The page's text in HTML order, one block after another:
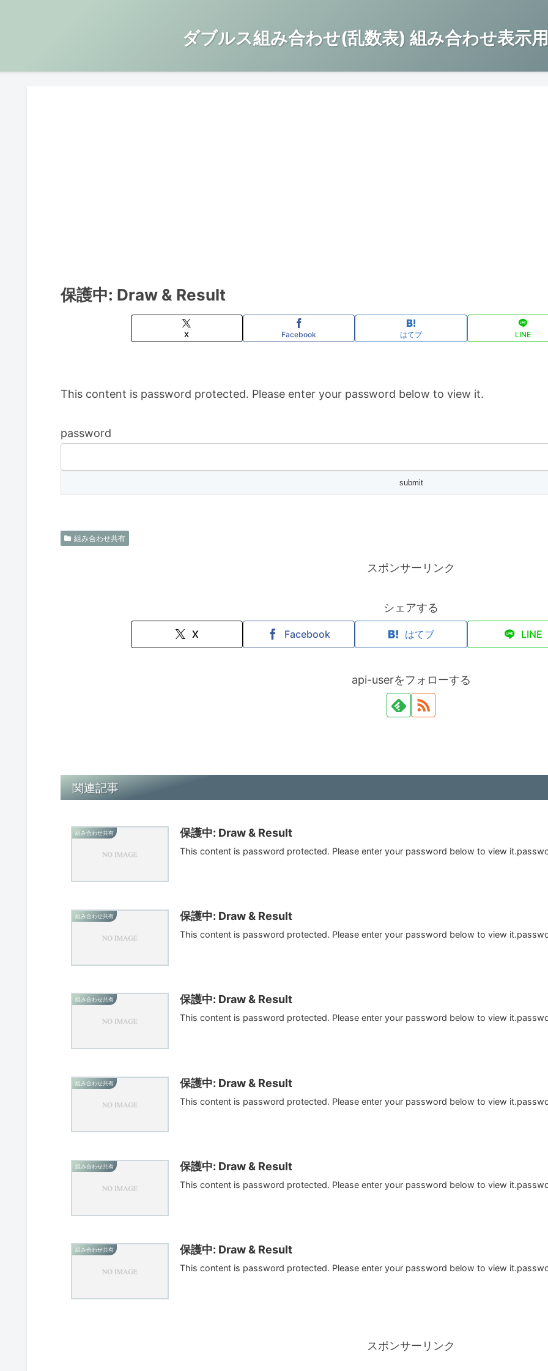
ダブルス組み合わせ(乱数表) 組み合わせ表示
保護中: Draw & Result
X Facebook はてブ LINE
This content is password protected. Please enter your password below to view it.
password
組み合わせ共有
スポンサーリンク
シェアする
X Facebook はてブ LINE
api-userをフォローする
関連記事
組み合わせ共有 保護中: Draw & Result
This content is password protected. Please enter your password below to view
組み合わせ共有 保護中: Draw & Result
This content is password protected. Please enter your password below to view
組み合わせ共有 保護中: Draw & Result
This content is password protected. Please enter your password below to view
組み合わせ共有 保護中: Draw & Result
This content is password protected. Please enter your password below to view
組み合わせ共有 保護中: Draw & Result
This content is password protected. Please enter your password below to view
組み合わせ共有 保護中: Draw & Result
This content is password protected. Please enter your password below to view
スポンサーリンク